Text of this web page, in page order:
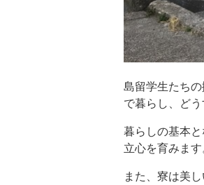
島留学生たち
で暮らし、ど
暮らしの基本
立心を育みます
また、寮は美